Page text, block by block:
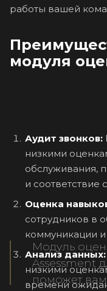
работы вашей
модуля
Аудит звонков:
низкими
обслуживания,
и соответствие
Оценка
сотрудников в
коммуникации
Анализ данных:
низкими
времени
Модуль
Assessment
поможет